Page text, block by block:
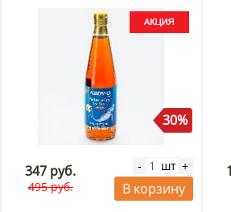
30%
347 руб.
495 руб.
- шт +
В корзину